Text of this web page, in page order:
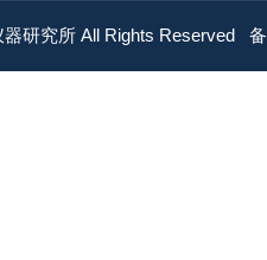
研究所 All Rights Reserved